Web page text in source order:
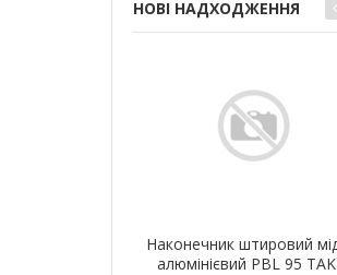
НОВІ НАДХОДЖЕННЯ
Наконечник штировий
алюмінієвий PBL 95